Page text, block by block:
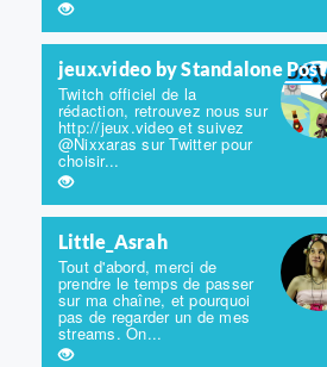
jeux.video by Standalone Post
Twitch officiel de la
rédaction, retrouvez nous sur
http://jeux.video et suivez
@Nixxaras sur Twitter pour
choisir...
Little_Asrah
Tout d'abord, merci de
prendre le temps de passer
sur ma chaîne, et pourquoi
pas de regarder un de mes
streams. On...